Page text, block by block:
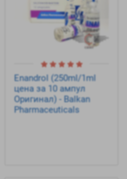
Enandrol (250ml/1ml
цена за 10 ампул
Оригинал) - Balkan
Pharmaceuticals